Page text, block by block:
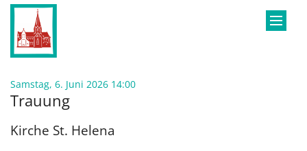
Zum Inhalt springen
Samstag, 6. Juni 2026 14:00:
Trauung
Kirche St. Helena